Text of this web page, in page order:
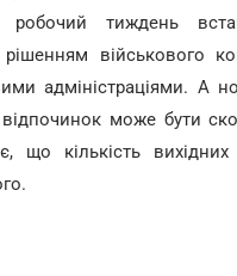
тиждень
військового
адміністраціями. А
може бути
що кількість